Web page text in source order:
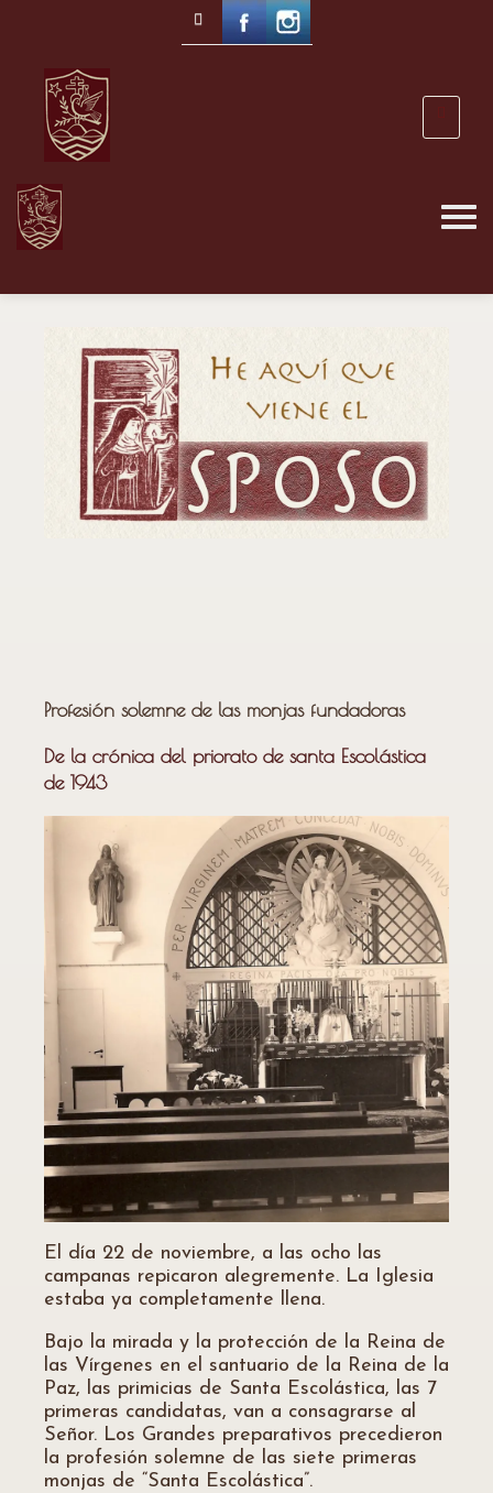
Profesión solemne de las monjas fundadoras
De la crónica del priorato de santa Escolástica
de 1943
El día 22 de noviembre, a las ocho las
campanas repicaron alegremente. La Iglesia
estaba ya completamente llena.
Bajo la mirada y la protección de la Reina de
las Vírgenes en el santuario de la Reina de la
Paz, las primicias de Santa Escolástica, las 7
primeras candidatas, van a consagrarse al
Señor. Los Grandes preparativos precedieron
la profesión solemne de las siete primeras
monjas de “Santa Escolástica”.